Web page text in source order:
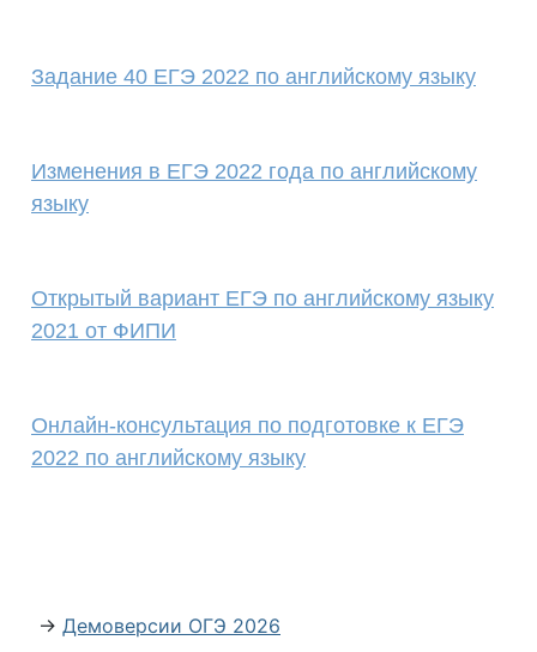
Задание 40 ЕГЭ 2022 по английскому языку
Изменения в ЕГЭ 2022 года по английскому
языку
Открытый вариант ЕГЭ по английскому языку
2021 от ФИПИ
Онлайн-консультация по подготовке к ЕГЭ
2022 по английскому языку
→ Демоверсии ОГЭ 2026